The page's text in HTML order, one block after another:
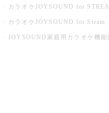
カラオケJOYSOUND for
カラオケJOYSOUND for Steam
JOYSOUND家庭用カラオケ機能